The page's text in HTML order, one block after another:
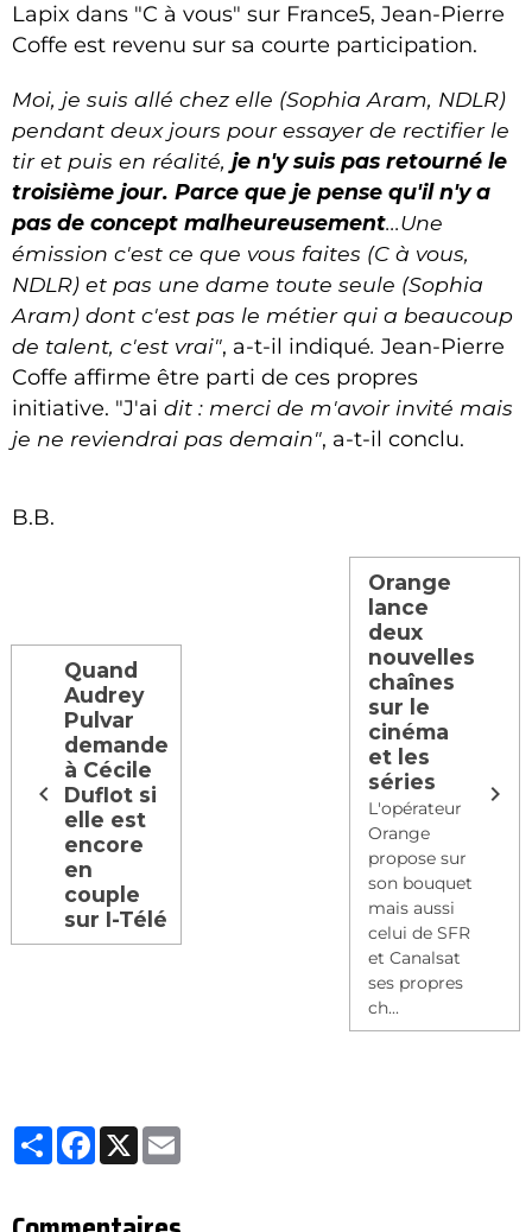
Lapix dans "C à vous" sur France5, Jean-Pierre
Coffe est revenu sur sa courte participation.
Moi, je suis allé chez elle (Sophia Aram, NDLR)
pendant deux jours pour essayer de rectifier le
tir et puis en réalité, je n'y suis pas retourné le
troisième jour. Parce que je pense qu'il n'y a
pas de concept malheureusement...Une
émission c'est ce que vous faites (C à vous,
NDLR) et pas une dame toute seule (Sophia
Aram) dont c'est pas le métier qui a beaucoup
de talent, c'est vrai", a-t-il indiqué. Jean-Pierre
Coffe affirme être parti de ces propres
initiative. "J'ai dit : merci de m'avoir invité mais
je ne reviendrai pas demain", a-t-il conclu.
B.B.
Quand
Audrey
Pulvar
demande
à Cécile
Duflot si
elle est
encore
en
couple
sur I-Télé
Orange
lance
deux
nouvelles
chaînes
sur le
cinéma
et les
séries
L'opérateur
Orange
propose sur
son bouquet
mais aussi
celui de SFR
et Canalsat
ses propres
ch...
Partager
Facebook
X